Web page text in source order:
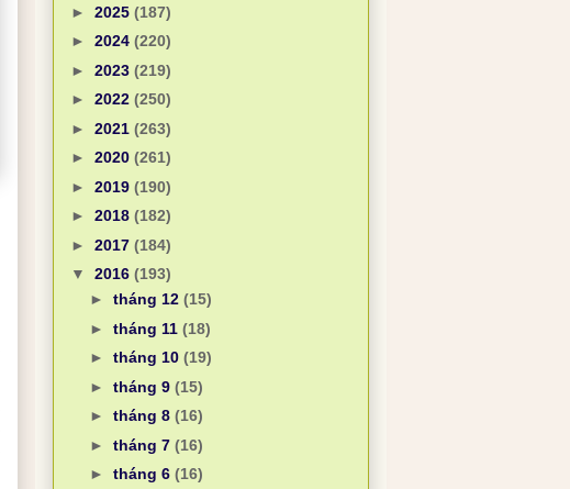
► 2025 (187)
► 2024 (220)
► 2023 (219)
► 2022 (250)
► 2021 (263)
► 2020 (261)
► 2019 (190)
► 2018 (182)
► 2017 (184)
▼ 2016 (193)
► tháng 12 (15)
► tháng 11 (18)
► tháng 10 (19)
► tháng 9 (15)
► tháng 8 (16)
► tháng 7 (16)
► tháng 6 (16)